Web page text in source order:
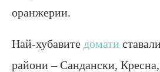
оранжерии.
Най-хубавите домати
райони – Сандански,